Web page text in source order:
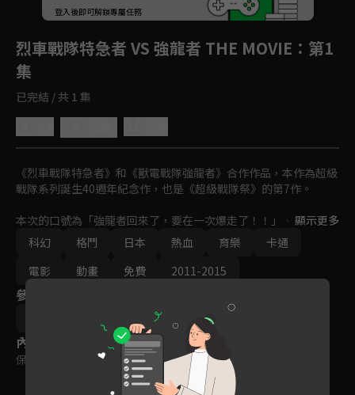
登入後即可解鎖專屬任務
烈車戰隊特急者 VS 強龍者 THE MOVIE ：第1
集
已完結 / 共 1 集
《烈車戰隊特急者》和《獸電戰隊強龍者》合作作品，本作為超級
戰隊系列誕生40週年紀念作，也是《超級戰隊祭》的第7作。
本次的口號為「強龍者回來了，要在一次爆走了！！」、「小孩版
特急者，出發前進！！」。
顯示更多
科幻
格鬥 日本 熱血 育樂
卡通
電影
動畫 免費 2011-2015
參與演員
內容標籤
保護級